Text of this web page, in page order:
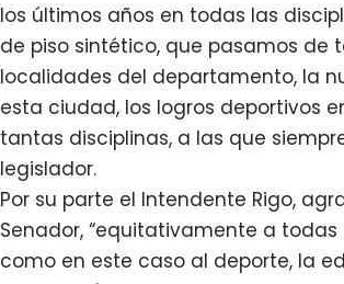
los últimos años en todas las
de piso sintético, que pasamos de
localidades del departamento, la
esta ciudad, los logros deportivos
tantas disciplinas, a las que
legislador.
Por su parte el Intendente Rigo,
Senador, “equitativamente a
como en este caso al deporte, la